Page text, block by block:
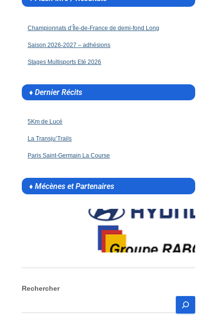
Championnats d’Île-de-France de demi-fond Long
Saison 2026-2027 – adhésions
Stages Multisports Eté 2026
♦ Dernier Récits
5Km de Lucé
La Transju’Trails
Paris Saint-Germain La Course
♦ Mécènes et Partenaires
Rechercher